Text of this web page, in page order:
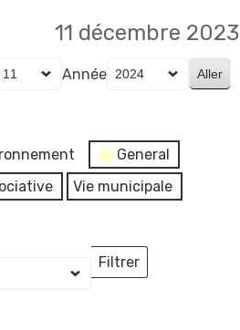
11 décembre 2023
Année
General
Vie municipale
Filtrer
Lieux